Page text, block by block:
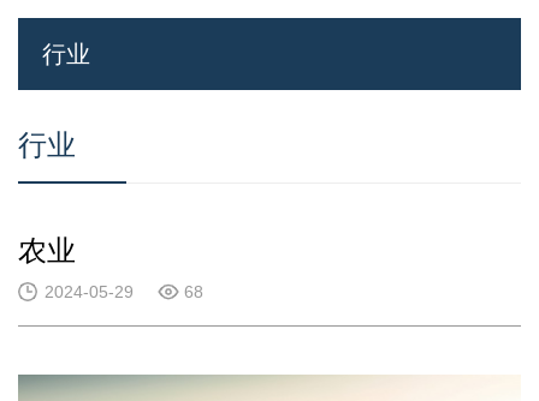
行业
行业
农业
2024-05-29 68